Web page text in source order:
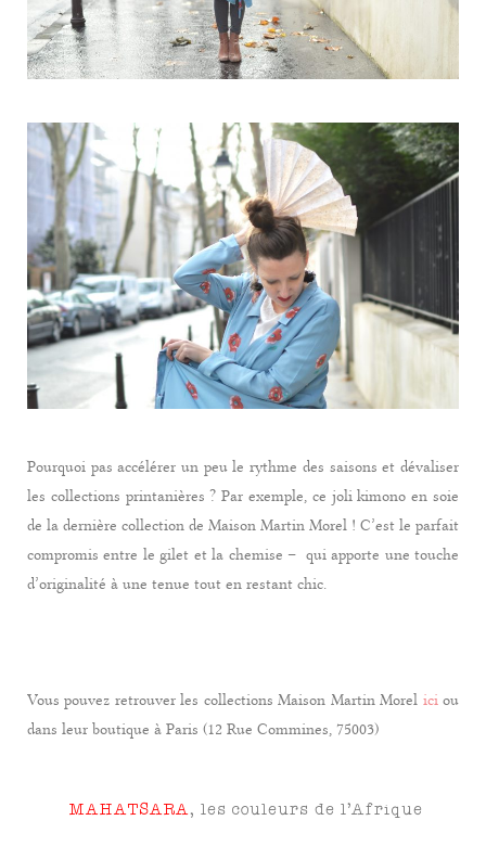
Pourquoi pas accélérer un peu le rythme des saisons et dévaliser
les collections printanières ? Par exemple, ce joli kimono en soie
de la dernière collection de Maison Martin Morel ! C’est le parfait
compromis entre le gilet et la chemise – qui apporte une touche
d’originalité à une tenue tout en restant chic.
Vous pouvez retrouver les collections Maison Martin Morel iciou
dans leur boutique à Paris (12 Rue Commines, 75003)
MAHATSARA, les couleurs de l’Afrique